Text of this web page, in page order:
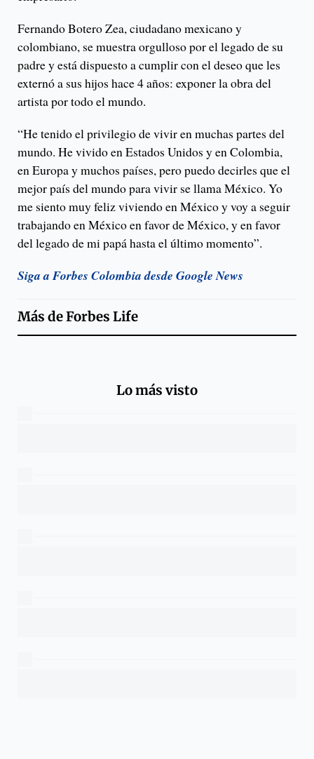
Fernando Botero Zea, ciudadano mexicano y
colombiano, se muestra orgulloso por el legado de su
padre y está dispuesto a cumplir con el deseo que les
externó a sus hijos hace 4 años: exponer la obra del
artista por todo el mundo.
“He tenido el privilegio de vivir en muchas partes del
mundo. He vivido en Estados Unidos y en Colombia,
en Europa y muchos países, pero puedo decirles que el
mejor país del mundo para vivir se llama México. Yo
me siento muy feliz viviendo en México y voy a seguir
trabajando en México en favor de México, y en favor
del legado de mi papá hasta el último momento”.
Siga a Forbes Colombia desde Google News
Más deForbes Life
Lo más visto